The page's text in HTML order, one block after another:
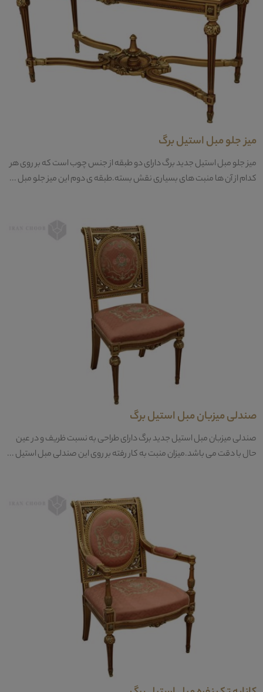
میز جلو مبل استیل برگ
میز جلو مبل استیل جدید برگ دارای دو طبقه از جنس چوب است که بر روی هر
کدام از آن ها منبت های بسیاری نقش بسته.طبقه ی دوم این میز جلو مبل ...
صندلی میزبان مبل استیل برگ
صندلی میزبان مبل استیل جدید برگ دارای طراحی به نسبت ظریف و در عین
حال با دقت می باشد.میزان منبت به کار رفته بر روی این صندلی مبل استیل ...